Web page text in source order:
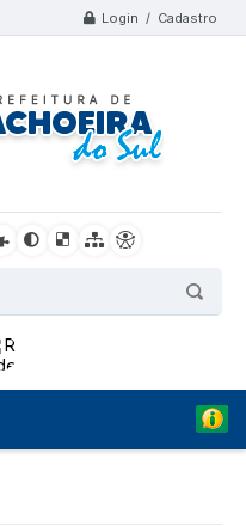
Login / Cadastro